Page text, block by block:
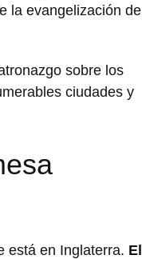
la evangelización de
sobre los
ciudades y
está en Inglaterra. El